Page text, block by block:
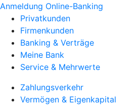
Anmeldung Online-Banking
Privatkunden
Firmenkunden
Banking & Verträge
Meine Bank
Service & Mehrwerte
Zahlungsverkehr
Vermögen & Eigenkapital